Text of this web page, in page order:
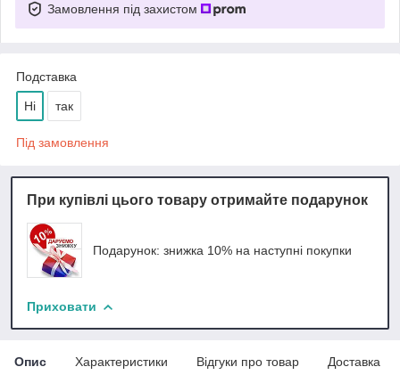
Замовлення під захистом
Подставка
Ні так
Під замовлення
При купівлі цього товару отримайте подарунок
Подарунок: знижка 10% на наступні покупки
Приховати
Опис Характеристики Відгуки про товар Доставка